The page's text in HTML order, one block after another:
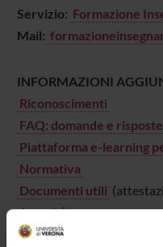
Servizio: Formazione
Mail:
INFORMAZIONI
Riconoscimenti
FAQ: domande e risposte
Piattaforma e-learning
Normativa
Documenti utili
rinuncia)